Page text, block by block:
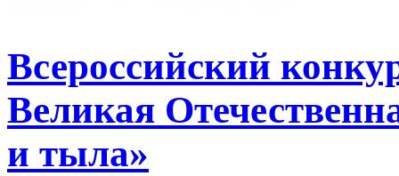
Всероссийский
Великая
и тыла»